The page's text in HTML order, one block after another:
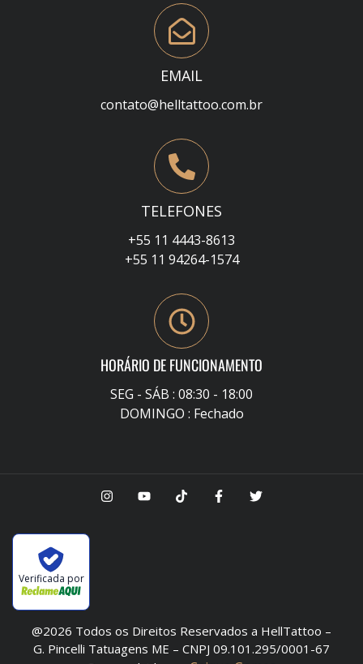
EMAIL
contato@helltattoo.com.br
TELEFONES
+55 11 4443-8613
+55 11 94264-1574
HORÁRIO DE FUNCIONAMENTO
SEG - SÁB : 08:30 - 18:00
DOMINGO : Fechado
Verificada por
@2026 Todos os Direitos Reservados a HellTattoo –
G. Pincelli Tatuagens ME – CNPJ 09.101.295/0001-67